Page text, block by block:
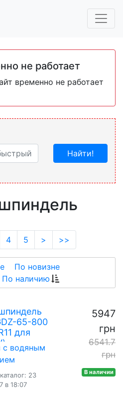
не работает
временно не работает
Найти!
4 5 > >>
По новизне
По наличию
65-800
для
с водяным
23
в 18:07
5947
грн
6541.7
грн
В наличии